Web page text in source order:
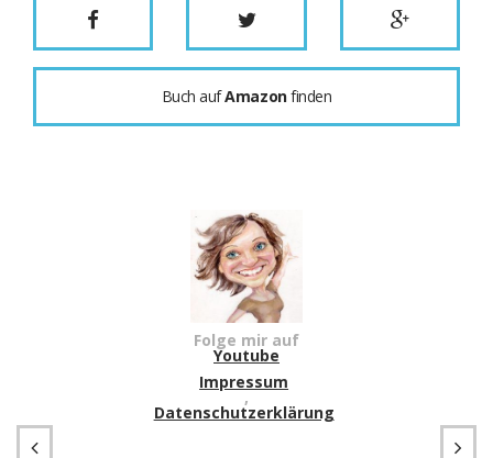
Buch aufAmazonfinden
Folge mir auf
Youtube
Impressum
,
Datenschutzerklärung